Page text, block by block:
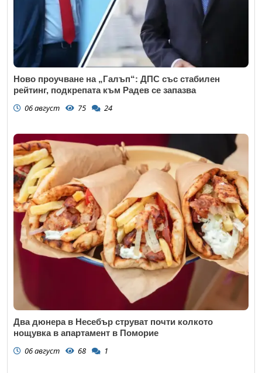
Ново проучване на „Галъп“: ДПС със стабилен
рейтинг, подкрепата към Радев се запазва
06 август 75 24
Два дюнера в Несебър струват почти колкото
нощувка в апартамент в Поморие
06 август 68 1